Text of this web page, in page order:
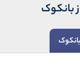
بانکوک